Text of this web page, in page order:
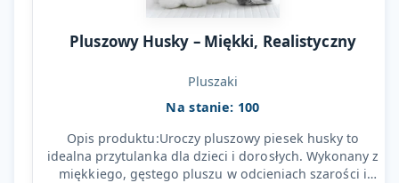
Pluszowy Husky – Miękki, Realistyczny
Pluszaki
Na stanie: 100
Opis produktu:Uroczy pluszowy piesek husky to
idealna przytulanka dla dzieci i dorosłych. Wykonany z
miękkiego, gęstego pluszu w odcieniach szarości i